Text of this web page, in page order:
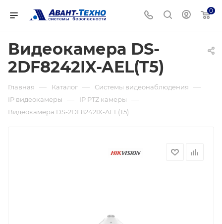
0
Видеокамера DS-
2DF8242IX-AEL(T5)
Главная — Каталог — Системы видеонаблюдения —
IP видеокамеры — IP PTZ камеры —
Видеокамера DS-2DF8242IX-AEL(T5)